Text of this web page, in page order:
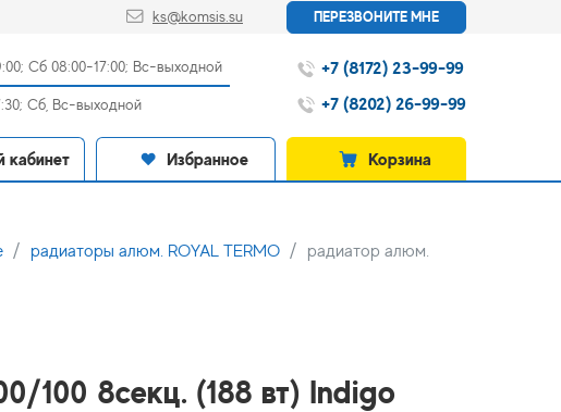
ks@komsis.su ПЕРЕЗВОНИТЕ МНЕ
Сб 08:00-17:00; Вс-выходной
Сб, Вс-выходной
+7 (8172) 23-99-99
+7 (8202) 26-99-99
кабинет Избранное Корзина
радиаторы алюм. ROYAL TERMO
радиатор алюм.
100 8секц. (188 вт) Indigo